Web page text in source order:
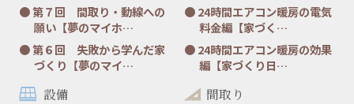
第７回 間取り・動線への
願い【夢のマイホ…
第６回 失敗から学んだ家
づくり【夢のマイ…
24時間エアコン暖房の電気
料金編【家づく…
24時間エアコン暖房の効果
編【家づくり日…
設備 間取り